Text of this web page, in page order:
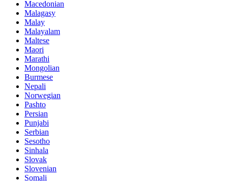
Macedonian
Malagasy
Malay
Malayalam
Maltese
Maori
Marathi
Mongolian
Burmese
Nepali
Norwegian
Pashto
Persian
Punjabi
Serbian
Sesotho
Sinhala
Slovak
Slovenian
Somali